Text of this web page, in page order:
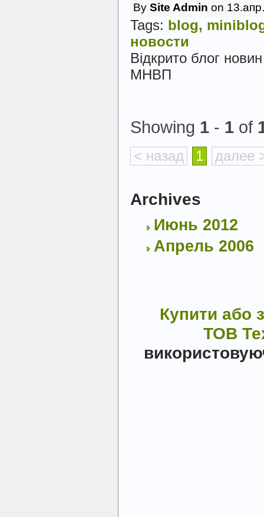
By Site Admin on
Tags: blog,
новости
Відкрито блог
МНВП
Showing 1 - 1 of
< назад 1 далее
Archives
Июнь 2012
Апрель 2006
Купити або
ТОВ